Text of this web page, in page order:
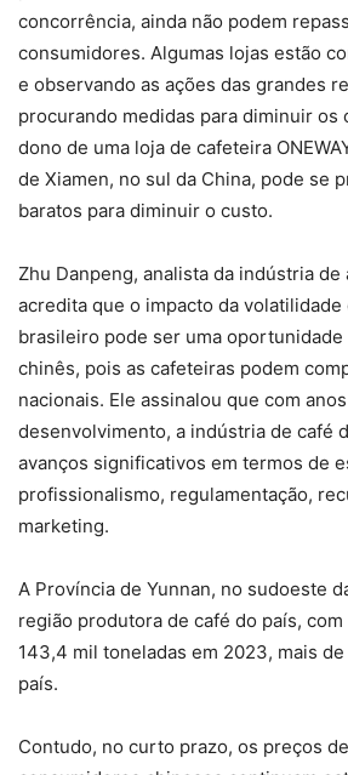
concorrência, ainda não podem
consumidores. Algumas lojas estão
e observando as ações das grandes
procurando medidas para diminuir os
dono de uma loja de cafeteira
de Xiamen, no sul da China, pode se
baratos para diminuir o custo.
Zhu Danpeng, analista da indústria de
acredita que o impacto da
brasileiro pode ser uma oportunidade
chinês, pois as cafeteiras podem
nacionais. Ele assinalou que com
desenvolvimento, a indústria de café
avanços significativos em termos de
profissionalismo, regulamentação,
marketing.
A Província de Yunnan, no sudoeste
região produtora de café do país,
143,4 mil toneladas em 2023, mais
país.
Contudo, no curto prazo, os preços